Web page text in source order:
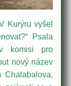
Kurýru vyšel
Psala
komisi pro
nový název